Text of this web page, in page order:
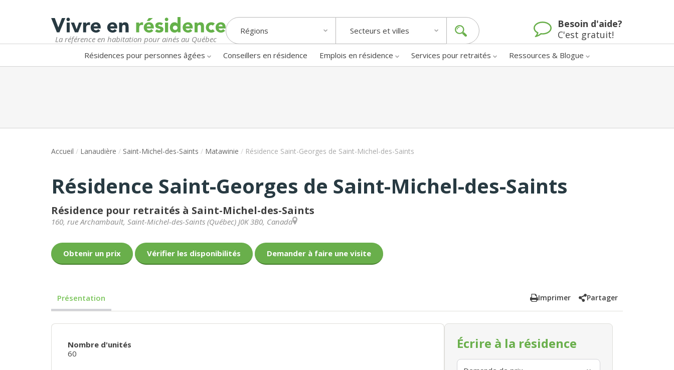
La référence en habitation pour ainés au Québec
Régions Secteurs et villes
Besoin d'aide?
C'est gratuit!
Résidences pour personnes âgées Conseillers en résidence Emplois en résidence Services pour retraités Ressources & Blogue
Accueil / Lanaudière / Saint-Michel-des-Saints / Matawinie / Résidence Saint-Georges de Saint-Michel-des-Saints
Résidence Saint-Georges de Saint-Michel-des-Saints
Résidence pour retraités à Saint-Michel-des-Saints
160, rue Archambault, Saint-Michel-des-Saints (Québec) J0K 3B0, Canada
Obtenir un prix Vérifier les disponibilités Demander à faire une visite
Présentation Imprimer Partager
Nombre d'unités
60
Écrire à la résidence